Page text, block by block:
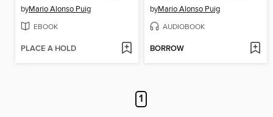
byMario Alonso Puig
EBOOK
PLACE A HOLD
byMario Alonso Puig
AUDIOBOOK
BORROW
1